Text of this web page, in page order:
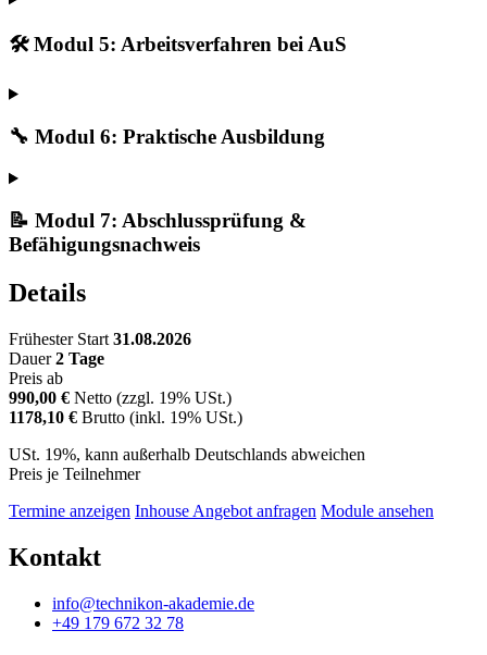
🛠️ Modul 5: Arbeitsverfahren bei AuS
🔧 Modul 6: Praktische Ausbildung
📝 Modul 7: Abschlussprüfung &
Befähigungsnachweis
Details
Frühester Start 31.08.2026
Dauer 2 Tage
Preis ab
990,00 € Netto (zzgl. 19% USt.)
1178,10 € Brutto (inkl. 19% USt.)
USt. 19%, kann außerhalb Deutschlands abweichen
Preis je Teilnehmer
Termine anzeigen Inhouse Angebot anfragen Module ansehen
Kontakt
info@technikon-akademie.de
+49 179 672 32 78